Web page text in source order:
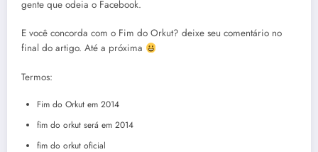
gente que odeia o Facebook.
E você concorda com o Fim do Orkut? deixe seu comentário no
final do artigo. Até a próxima
Termos:
Fim do Orkut em 2014
fim do orkut será em 2014
fim do orkut oficial